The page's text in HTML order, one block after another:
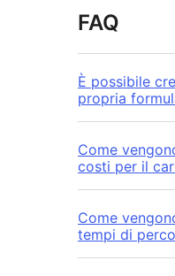
FAQ
È possibile
propria
Come
costi per il
Come
tempi di